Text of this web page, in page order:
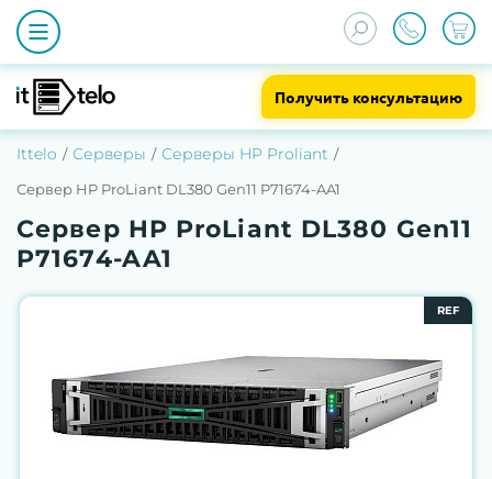
Получить консультацию
Ittelo Серверы Серверы HP Proliant
Сервер HP ProLiant DL380 Gen11 P71674-AA1
Сервер HP ProLiant DL380 Gen11
P71674-AA1
REF